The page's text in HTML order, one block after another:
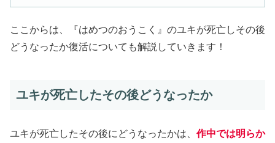
ここからは、『はめつのおうこく』のユキが死亡しその後
どうなったか復活についても解説していきます！
ユキが死亡したその後どうなったか
ユキが死亡したその後にどうなったかは、 作中では明らか